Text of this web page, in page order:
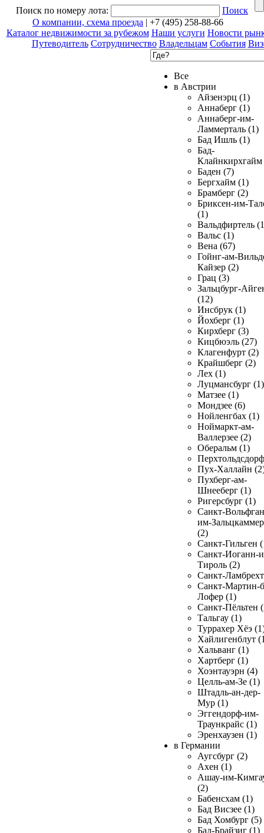
Поиск по номеру лота:
Поиск
О компании, схема проезда | +7 (495) 258-88-66
Каталог недвижимости за рубежом Наши услуги Новости
Путеводитель Сотрудничество Владельцам События
Все
в Австрии
Айзенэрц (1)
Аннаберг (1)
Аннаберг-им-
Ламмерталь (1)
Бад Ишль (1)
Бад-
Клайнкирхгайм
Баден (7)
Бергхайм (1)
Брамберг (2)
Бриксен-им-
(1)
Вальдфиртель
Вальс (1)
Вена (67)
Гойнг-ам-
Кайзер (2)
Грац (3)
Зальцбург-
(12)
Инсбрук (1)
Йохберг (1)
Кирхберг (3)
Кицбюэль (27)
Клагенфурт (2)
Крайшберг (2)
Лех (1)
Луцмансбург (1)
Матзее (1)
Мондзее (6)
Нойленгбах (1)
Ноймаркт-ам-
Валлерзее (2)
Оберальм (1)
Пух-Халлайн
Пухберг-ам-
Шнееберг (1)
Ригерсбург (1)
Санкт-
им-
(2)
Санкт-Гильген
Санкт-Иоганн-
Тироль (2)
Санкт-
Санкт-Мартин-
Лофер (1)
Санкт-Пёльтен
Тальгау (1)
Туррахер Хёэ
Хайлигенблут
Хальванг (1)
Хартберг (1)
Хоэнтауэрн (4)
Целль-ам-Зе (1)
Штадль-ан-дер-
Мур (1)
Эггендорф-им-
Траункрайс (1)
Эренхаузен (1)
в Германии
Аугсбург (2)
Ахен (1)
Ашау-им-
(2)
Бабенсхам (1)
Бад Висзее (1)
Бад Хомбург (5)
Бад-Брайзиг (1)